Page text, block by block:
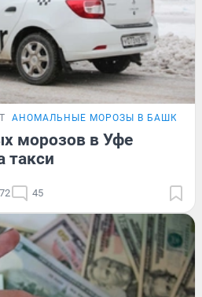
АНОМАЛЬНЫЕ МОРОЗЫ В
морозов в Уфе
такси
45